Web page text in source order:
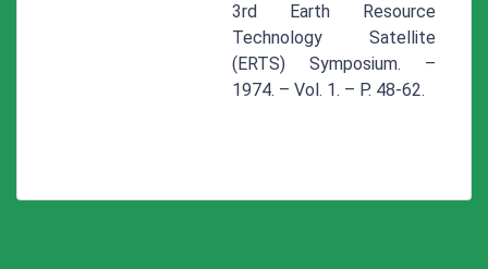
3rd Earth Resource
Technology Satellite
(ERTS) Symposium. –
1974. – Vol. 1. – P. 48-62.